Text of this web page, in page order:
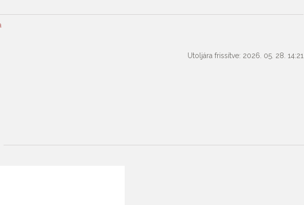
Utoljára frissítve: 2026. 05. 28. 14:21